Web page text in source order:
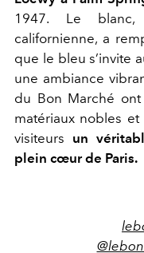
1947. Le
californienne, a
que le bleu s’invite
une ambiance
du Bon Marché
matériaux nobles
visiteurs un
plein cœur de Paris.